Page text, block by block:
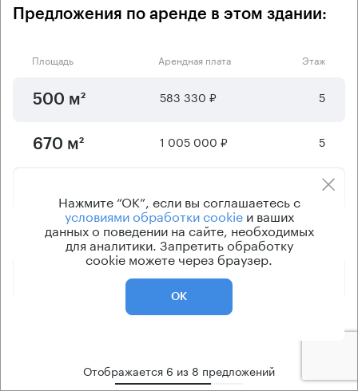
Предложения по аренде в этом здании:
Площадь Арендная плата Этаж
500 м² 583 330 ₽ 5
670 м² 1 005 000 ₽ 5
1 - 2
2600 м² 4 333 550 ₽ 1 - 3
6 166 980 ₽
10 500 530 ₽
Отображается 6 из 8 предложений
Нажмите “ОК”, если вы соглашаетесь с
условиями обработки cookieи ваших
данных о поведении на сайте, необходимых
для аналитики. Запретить обработку
cookie можете через браузер.
ОК